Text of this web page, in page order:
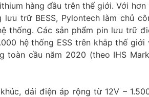
hàng đầu trên thế giới. Với hơn
trữ BESS, Pylontech làm chủ
thống. Các sản phẩm pin lưu trữ
hệ thống ESS trên khắp thế giới
toàn cầu năm 2020 (theo IHS
dải điện áp rộng từ 12V –